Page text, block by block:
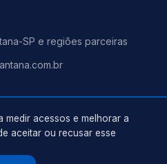
SP e regiões parceiras
reservados.
medir acessos e melhorar a
aceitar ou recusar esse